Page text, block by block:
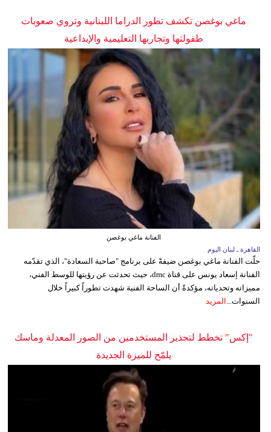
ماغي بوغصن تكشف تطور الدراما اللبنانية وتروي صعوبات
طفولتها وتجاربها التعليمية والإبداعية
الفنانة ماغي بوغصن
القاهرة ـ لبنان اليوم
حلّت الفنانة ماغي بوغصن ضيفةً على برنامج "صاحبة السعادة"، الذي تقدّمه
الفنانة إسعاد يونس على قناة dmc، حيث تحدثت عن رؤيتها للوسط الفني،
مميزاته وتحدياته، مؤكدةً أن الساحة الفنية شهدت تطوراً كبيراً خلال
السنوات...
المزيد
"إكس" تخطط لتحذير المستخدمين من الصور المعدلة وماسك
يلمّح للميزة الجديدة